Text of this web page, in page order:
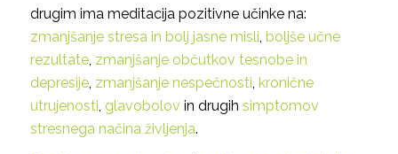
drugim ima meditacija pozitivne učinke na:
zmanjšanje stresa in bolj jasne misli boljše učne
rezultate, zmanjšanje občutkov tesnobe in
depresije, zmanjšanje nespečnosti kronične
utrujenosti glavobolov in drugih simptomov
stresnega načina življenja.